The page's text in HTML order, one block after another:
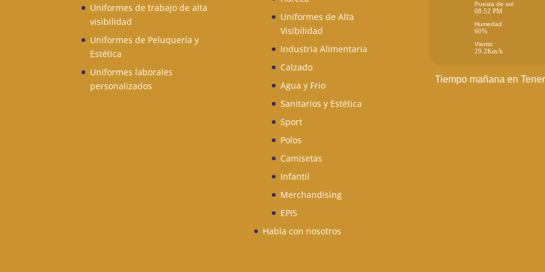
Uniformes de trabajo de alta
visibilidad
Uniformes de Peluquería y
Estética
Uniformes laborales
personalizados
Uniformes de Alta
Visibilidad
Industria Alimentaria
Calzado
Agua y Frio
Sanitarios y Estética
Sport
Polos
Camisetas
Infantil
Merchandising
EPIS
Habla con nosotros
Puesta de sol
08:52 PM
Humedad
60%
Viento
29.2Km/h
Tiempo mañana en